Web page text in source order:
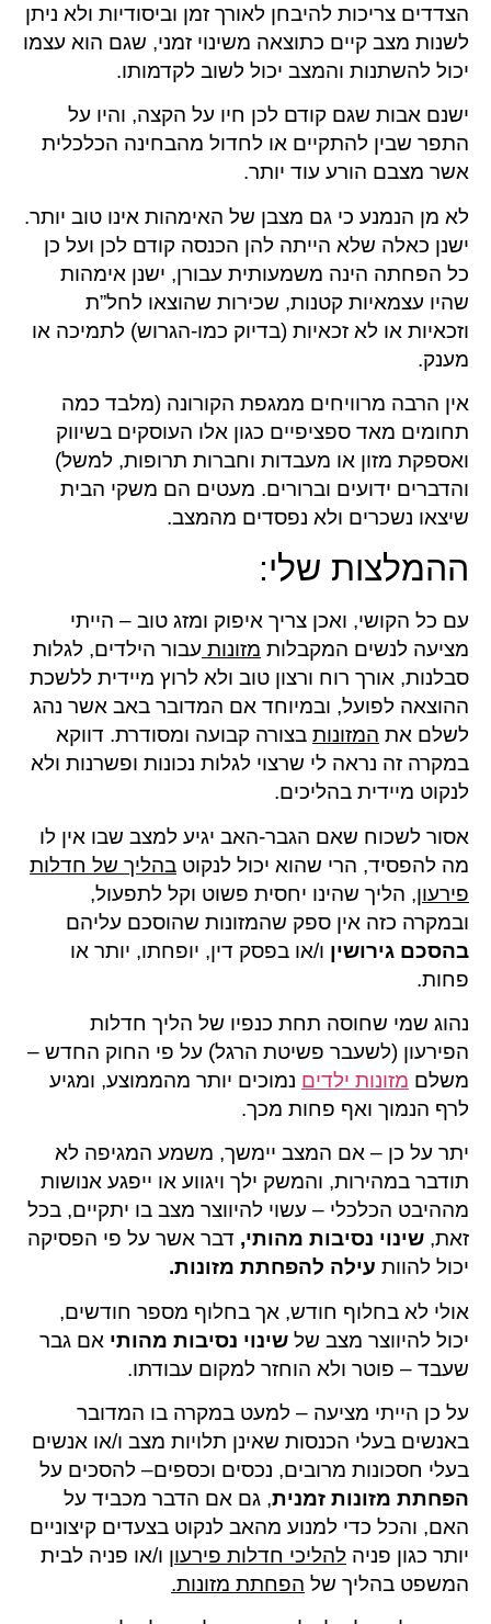
הצדדים צריכות להיבחן לאורך זמן וביסודיות ולא ניתן
לשנות מצב קיים כתוצאה משינוי זמני, שגם הוא עצמו
יכול להשתנות והמצב יכול לשוב לקדמותו.
ישנם אבות שגם קודם לכן חיו על הקצה, והיו על
התפר שבין להתקיים או לחדול מהבחינה הכלכלית
אשר מצבם הורע עוד יותר.
לא מן הנמנע כי גם מצבן של האימהות אינו טוב יותר.
ישנן כאלה שלא הייתה להן הכנסה קודם לכן ועל כן
כל הפחתה הינה משמעותית עבורן, ישנן אימהות
שהיו עצמאיות קטנות, שכירות שהוצאו לחל”ת
וזכאיות או לא זכאיות (בדיוק כמו-הגרוש) לתמיכה או
מענק.
אין הרבה מרוויחים ממגפת הקורונה (מלבד כמה
תחומים מאד ספציפיים כגון אלו העוסקים בשיווק
ואספקת מזון או מעבדות וחברות תרופות, למשל)
והדברים ידועים וברורים. מעטים הם משקי הבית
שיצאו נשכרים ולא נפסדים מהמצב.
ההמלצות שלי:
עם כל הקושי, ואכן צריך איפוק ומזג טוב – הייתי
מציעה לנשים המקבלות מזונות עבור הילדים, לגלות
סבלנות, אורך רוח ורצון טוב ולא לרוץ מיידית ללשכת
ההוצאה לפועל, ובמיוחד אם המדובר באב אשר נהג
לשלם את המזונות בצורה קבועה ומסודרת. דווקא
במקרה זה נראה לי שרצוי לגלות נכונות ופשרנות ולא
לנקוט מיידית בהליכים.
אסור לשכוח שאם הגבר-האב יגיע למצב שבו אין לו
מה להפסיד, הרי שהוא יכול לנקוט בהליך של חדלות
פירעון, הליך שהינו יחסית פשוט וקל לתפעול,
ובמקרה כזה אין ספק שהמזונות שהוסכם עליהם
בהסכם גירושין ו/או בפסק דין, יופחתו, יותר או
פחות.
נהוג שמי שחוסה תחת כנפיו של הליך חדלות
הפירעון (לשעבר פשיטת הרגל) על פי החוק החדש –
משלם מזונות ילדים נמוכים יותר מהממוצע, ומגיע
לרף הנמוך ואף פחות מכך.
יתר על כן – אם המצב יימשך, משמע המגיפה לא
תודבר במהירות, והמשק ילך ויגווע או ייפגע אנושות
מההיבט הכלכלי – עשוי להיווצר מצב בו יתקיים, בכל
זאת, שינוי נסיבות מהותי, דבר אשר על פי הפסיקה
יכול להוות עילה להפחתת מזונות.
אולי לא בחלוף חודש, אך בחלוף מספר חודשים,
יכול להיווצר מצב של שינוי נסיבות מהותי אם גבר
שעבד – פוטר ולא הוחזר למקום עבודתו.
על כן הייתי מציעה – למעט במקרה בו המדובר
באנשים בעלי הכנסות שאינן תלויות מצב ו/או אנשים
בעלי חסכונות מרובים, נכסים וכספים– להסכים על
הפחתת מזונות זמנית, גם אם הדבר מכביד על
האם, והכל כדי למנוע מהאב לנקוט בצעדים קיצוניים
יותר כגון פניה להליכי חדלות פירעון ו/או פניה לבית
המשפט בהליך של הפחתת מזונות.